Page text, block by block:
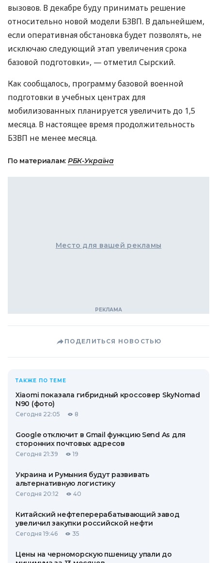
вызовов. В декабре буду принимать решение
относительно новой модели БЗВП. В дальнейшем,
если оперативная обстановка будет позволять, не
исключаю следующий этап увеличения срока
базовой подготовки», — отметил Сырский.
Как сообщалось, программу базовой военной
подготовки в учебных центрах для
мобилизованных планируется увеличить до 1,5
месяца. В настоящее время продолжительность
БЗВП не менее месяца.
По материалам: РБК-Україна
Место для вашей рекламы
ПОДЕЛИТЬСЯ НОВОСТЬЮ
ТАКЖЕ ПО ТЕМЕ
Xiaomi показала гибридный кроссовер SkyNomad
N90 (фото)
Сегодня 22:05 8
Google отключит в Gmail функцию Send As для
сторонних почтовых адресов
Сегодня 21:39 19
Украина и Румыния будут развивать
альтернативную логистику
Сегодня 20:12 40
Китайский нефтеперерабатывающий завод
увеличил закупки российской нефти
Сегодня 19:46 35
Цены на черноморскую пшеницу упали до